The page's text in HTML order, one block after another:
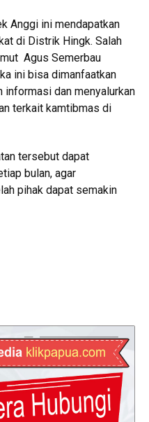
Anggi ini mendapatkan
di Distrik Hingk. Salah
Agus Semerbau
ini bisa dimanfaatkan
informasi dan menyalurkan
terkait kamtibmas di
tersebut dapat
bulan, agar
pihak dapat semakin